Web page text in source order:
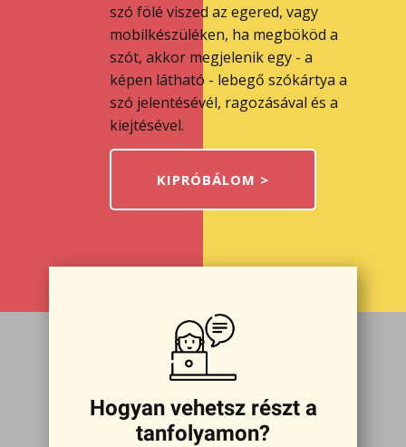
szó fölé viszed az egered, vagy
mobilkészüléken, ha megbököd a
szót, akkor megjelenik egy - a
képen látható - lebegő szókártya a
szó jelentésévél, ragozásával és a
kiejtésével.
KIPRÓBÁLOM >
Hogyan vehetsz részt a
tanfolyamon?